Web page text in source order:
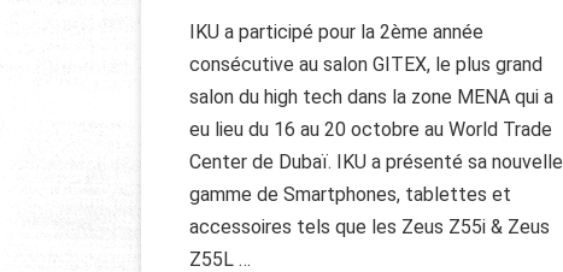
IKU a participé pour la 2ème année
consécutive au salon GITEX, le plus grand
salon du high tech dans la zone MENA qui a
eu lieu du 16 au 20 octobre au World Trade
Center de Dubaï. IKU a présenté sa nouvelle
gamme de Smartphones, tablettes et
accessoires tels que les Zeus Z55i & Zeus
Z55L …